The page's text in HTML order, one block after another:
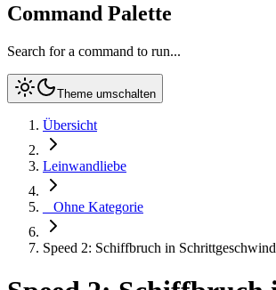
Command Palette
Search for a command to run...
Theme umschalten
Übersicht
Leinwandliebe
_ Ohne Kategorie
Speed 2: Schiffbruch in